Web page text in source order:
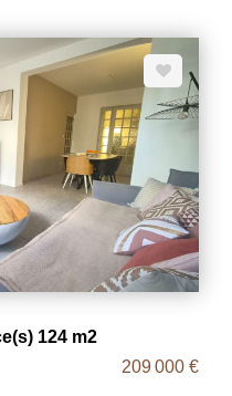
avec vue sur le
débarras. Possiblité de
un beau jardin joliment
sur pilotis. COUP DE
DPE : C, Prix: 278000€
des vendeurs.
124 m2
209 000 €